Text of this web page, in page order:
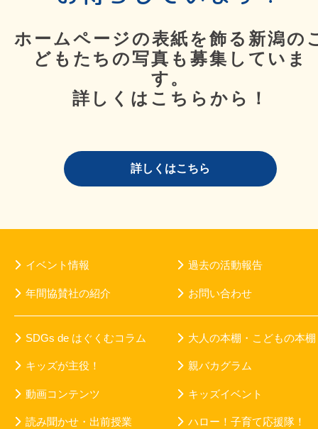
ホームページの表紙を飾る新潟の
どもたちの写真も募集していま
す。
詳しくはこちらから！
詳しくはこちら
イベント情報 過去の活動報告
年間協賛社の紹介 お問い合わせ
SDGs de はぐくむコラム 大人の本棚・こどもの本棚
キッズが主役！ 親バカグラム
動画コンテンツ キッズイベント
読み聞かせ・出前授業
ハロー！子育て応援隊！